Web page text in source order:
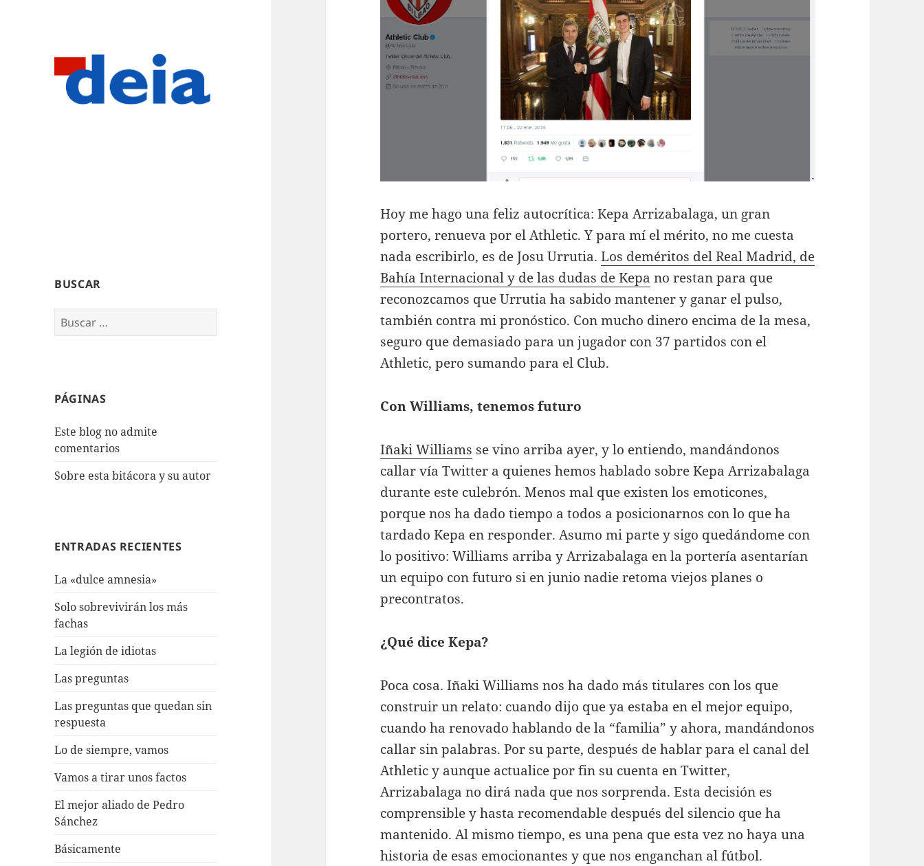
BUSCAR
Buscar:
PÁGINAS
Este blog no admite
comentarios
Sobre esta bitácora y su autor
ENTRADAS RECIENTES
La «dulce amnesia»
Solo sobrevivirán los más
fachas
La legión de idiotas
Las preguntas
Las preguntas que quedan sin
respuesta
Lo de siempre, vamos
Vamos a tirar unos factos
El mejor aliado de Pedro
Sánchez
Básicamente
Hoy me hago una feliz autocrítica: Kepa Arrizabalaga, un gran
portero, renueva por el Athletic. Y para mí el mérito, no me cuesta
nada escribirlo, es de Josu Urrutia.Los deméritos del Real Madrid, de
Bahía Internacional y de las dudas de Kepa no restan para que
reconozcamos que Urrutia ha sabido mantener y ganar el pulso,
también contra mi pronóstico. Con mucho dinero encima de la mesa,
seguro que demasiado para un jugador con 37 partidos con el
Athletic, pero sumando para el Club.
Con Williams, tenemos futuro
Iñaki Williams se vino arriba ayer, y lo entiendo, mandándonos
callar vía Twitter a quienes hemos hablado sobre Kepa Arrizabalaga
durante este culebrón. Menos mal que existen los emoticones,
porque nos ha dado tiempo a todos a posicionarnos con lo que ha
tardado Kepa en responder. Asumo mi parte y sigo quedándome con
lo positivo: Williams arriba y Arrizabalaga en la portería asentarían
un equipo con futuro si en junio nadie retoma viejos planes o
precontratos.
¿Qué dice Kepa?
Poca cosa. Iñaki Williams nos ha dado más titulares con los que
construir un relato: cuando dijo que ya estaba en el mejor equipo,
cuando ha renovado hablando de la “familia” y ahora, mandándonos
callar sin palabras. Por su parte, después de hablar para el canal del
Athletic y aunque actualice por fin su cuenta en Twitter,
Arrizabalaga no dirá nada que nos sorprenda. Esta decisión es
comprensible y hasta recomendable después del silencio que ha
mantenido. Al mismo tiempo, es una pena que esta vez no haya una
historia de esas emocionantes y que nos enganchan al fútbol.